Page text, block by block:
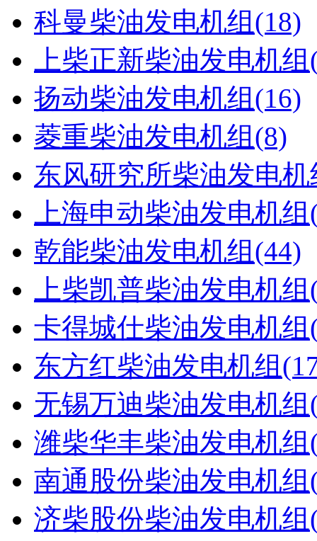
科曼柴油发电机组(18)
上柴正新柴油发电机组
扬动柴油发电机组(16)
菱重柴油发电机组(8)
东风研究所柴油发电机
上海申动柴油发电机组
乾能柴油发电机组(44)
上柴凯普柴油发电机组
卡得城仕柴油发电机组
东方红柴油发电机组
无锡万迪柴油发电机组
潍柴华丰柴油发电机组
南通股份柴油发电机组
济柴股份柴油发电机组